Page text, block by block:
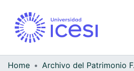
Home
Archivo